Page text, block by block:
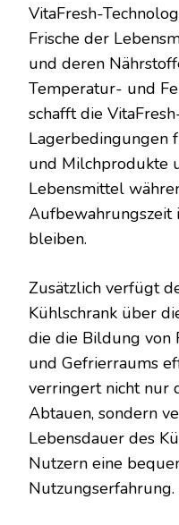
VitaFresh-
Frische der
und deren
Temperatur- und
schafft die
Lagerbedingungen
und Milchprodukte
Lebensmittel
Aufbewahrungszeit
bleiben.
Zusätzlich verfügt
Kühlschrank über
die die Bildung von
und Gefrierraums
verringert nicht nur
Abtauen, sondern
Lebensdauer des
Nutzern eine
Nutzungserfahrung.